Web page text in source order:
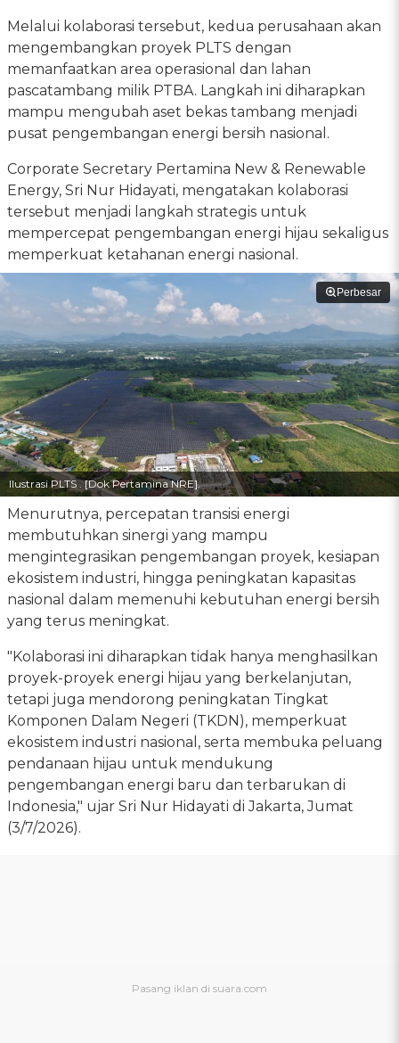
Melalui kolaborasi tersebut, kedua perusahaan akan
mengembangkan proyek PLTS dengan
memanfaatkan area operasional dan lahan
pascatambang milik PTBA. Langkah ini diharapkan
mampu mengubah aset bekas tambang menjadi
pusat pengembangan energi bersih nasional.
Corporate Secretary Pertamina New & Renewable
Energy, Sri Nur Hidayati, mengatakan kolaborasi
tersebut menjadi langkah strategis untuk
mempercepat pengembangan energi hijau sekaligus
memperkuat ketahanan energi nasional.
Perbesar
Ilustrasi PLTS . [Dok Pertamina NRE].
Menurutnya, percepatan transisi energi
membutuhkan sinergi yang mampu
mengintegrasikan pengembangan proyek, kesiapan
ekosistem industri, hingga peningkatan kapasitas
nasional dalam memenuhi kebutuhan energi bersih
yang terus meningkat.
"Kolaborasi ini diharapkan tidak hanya menghasilkan
proyek-proyek energi hijau yang berkelanjutan,
tetapi juga mendorong peningkatan Tingkat
Komponen Dalam Negeri (TKDN), memperkuat
ekosistem industri nasional, serta membuka peluang
pendanaan hijau untuk mendukung
pengembangan energi baru dan terbarukan di
Indonesia," ujar Sri Nur Hidayati di Jakarta, Jumat
(3/7/2026).